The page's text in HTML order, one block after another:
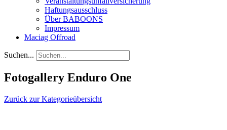
Haftungsausschluss
Über BABOONS
Impressum
Maciag Offroad
Suchen...
Fotogallery Enduro One
Zurück zur Kategorieübersicht